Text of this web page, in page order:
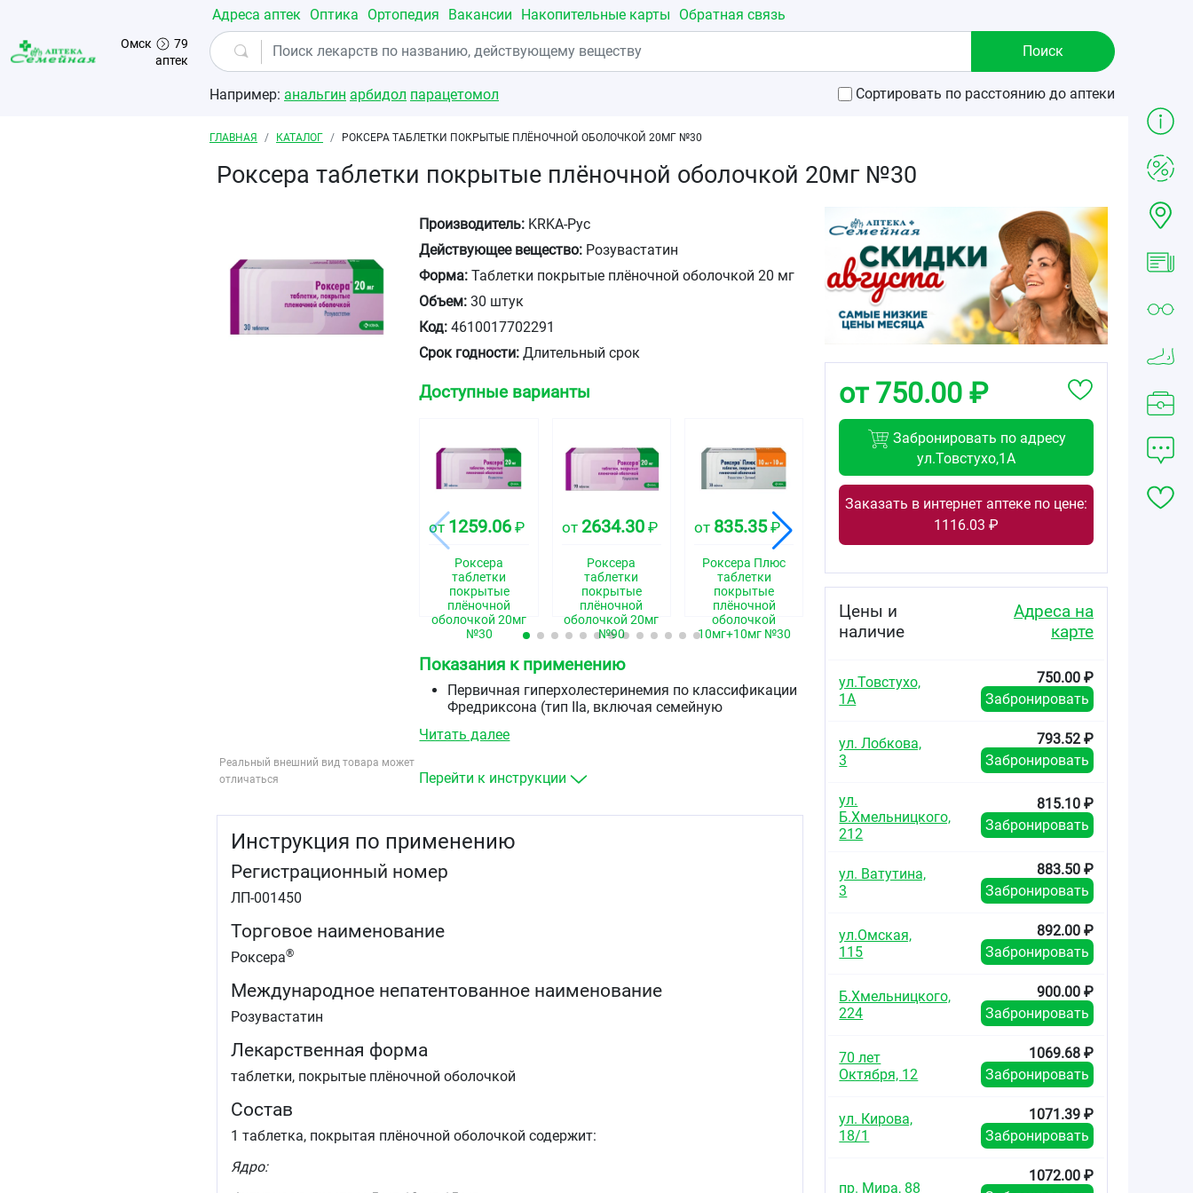
Перейти к основному содержанию
Омск
79
аптек
Адреса аптек Оптика Ортопедия Вакансии Накопительные карты Обратная связь
Например: анальгин арбидол парацетомол Сортировать по расстоянию до аптеки
Строка навигации
ГЛАВНАЯ КАТАЛОГ РОКСЕРА ТАБЛЕТКИ ПОКРЫТЫЕ ПЛЁНОЧНОЙ ОБОЛОЧКОЙ 20МГ №30
Роксера таблетки покрытые плёночной оболочкой 20мг №30
Реальный внешний вид товара может
отличаться
Производитель: KRKA-Рус
Действующее вещество: Розувастатин
Форма: Таблетки покрытые плёночной оболочкой 20 мг
Объем: 30 штук
Код: 4610017702291
Срок годности: Длительный срок
Доступные варианты
от 1259.06 ₽
Роксера
таблетки
покрытые
плёночной
оболочкой 20мг
№30
от 2634.30₽
Роксера
таблетки
покрытые
плёночной
оболочкой 20мг
№90
от 835.35₽
Роксера Плюс
таблетки
покрытые
плёночной
оболочкой
10мг+10мг №30
таблетки
покрытые
плёночной
оболочкой
20мг+10мг №30
от650.00
таблетки
покрытые
плёночной
оболочкой 15мг
Показания к применению
Первичная гиперхолестеринемия по классификации
Фредриксона (тип IIа, включая семейную
смешанная гиперхолестеринемия (тип IIb) — в
немедикаментозные методы лечения (например,
Семейная гомозиготная гиперхолестеринемия — в
которым показана терапия для снижения
взрослых пациентов без клинических признаков
50 лет для мужчин и старше 60 лет для женщин,
повышенная плазменная концентрация С-
Читать далее
Перейти к инструкции
Инструкция по применению
Регистрационный номер
ЛП-001450
Торговое наименование
Роксера®
Международное непатентованное наименование
Розувастатин
Лекарственная форма
таблетки, покрытые плёночной оболочкой
Состав
1 таблетка, покрытая плёночной оболочкой содержит:
Ядро:
от 750.00 ₽
Забронировать по адресу
ул.Товстухо,1А
Заказать в интернет аптеке по цене:
1116.03 ₽
Цены и
наличие
Адреса на
карте
ул.Товстухо,
1А
750.00 ₽
Забронировать
ул. Лобкова,
3
793.52 ₽
Забронировать
ул.
Б.Хмельницкого,
212
815.10 ₽
Забронировать
ул. Ватутина,
3
883.50 ₽
Забронировать
ул.Омская,
115
892.00 ₽
Забронировать
Б.Хмельницкого,
224
900.00 ₽
Забронировать
70 лет
Октября, 12
1069.68 ₽
Забронировать
ул. Кирова,
18/1
1071.39 ₽
Забронировать
пр. Мира, 88
1072.00 ₽